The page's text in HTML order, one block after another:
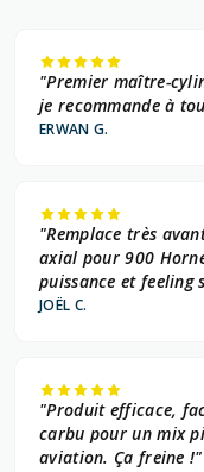
"Premier maître-
je recommande à
ERWAN G.
"Remplace très
axial pour 900
puissance et feeling
JOËL C.
"Produit efficace,
carbu pour un mix
aviation. Ça freine !"